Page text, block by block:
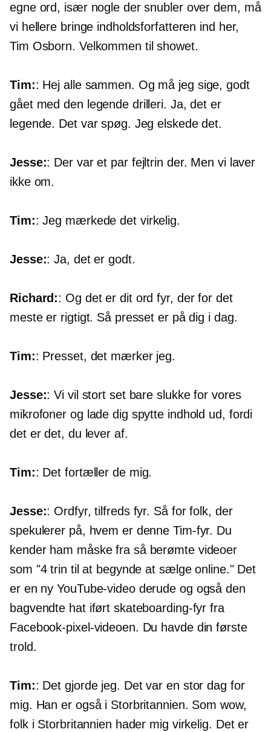
egne ord, især nogle der snubler over dem, må
vi hellere bringe indholdsforfatteren ind her,
Tim Osborn. Velkommen til showet.
Tim:: Hej alle sammen. Og må jeg sige, godt
gået med den legende drilleri. Ja, det er
legende. Det var spøg. Jeg elskede det.
Jesse:: Der var et par fejltrin der. Men vi laver
ikke om.
Tim:: Jeg mærkede det virkelig.
Jesse:: Ja, det er godt.
Richard:: Og det er dit ord fyr, der for det
meste er rigtigt. Så presset er på dig i dag.
Tim:: Presset, det mærker jeg.
Jesse:: Vi vil stort set bare slukke for vores
mikrofoner og lade dig spytte indhold ud, fordi
det er det, du lever af.
Tim:: Det fortæller de mig.
Jesse:: Ordfyr, tilfreds fyr. Så for folk, der
spekulerer på, hvem er denne Tim-fyr. Du
kender ham måske fra så berømte videoer
som "4 trin til at begynde at sælge online." Det
er en ny YouTube-video derude og også den
bagvendte hat iført skateboarding-fyr fra
Facebook-pixel-videoen. Du havde din første
trold.
Tim:: Det gjorde jeg. Det var en stor dag for
mig. Han er også i Storbritannien. Som wow,
folk i Storbritannien hader mig virkelig. Det er